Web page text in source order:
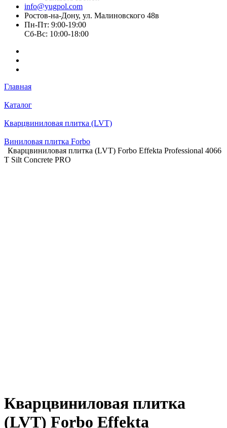
info@yugpol.com
Ростов-на-Дону, ул. Малиновского 48в
Пн-Пт: 9:00-19:00
Cб-Вс: 10:00-18:00
Главная
Каталог
Кварцвиниловая плитка (LVT)
Виниловая плитка Forbo
Кварцвиниловая плитка (LVT) Forbo Effekta Professional 4066
T Silt Concrete PRO
Кварцвиниловая плитка
(LVT) Forbo Effekta